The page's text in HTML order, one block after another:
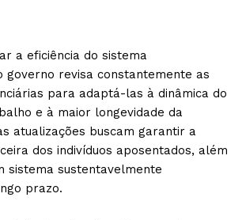
a eficiência do sistema
governo revisa constantemente as
para adaptá-las à dinâmica do
e à maior longevidade da
atualizações buscam garantir a
dos indivíduos aposentados, além
sistema sustentavelmente
prazo.